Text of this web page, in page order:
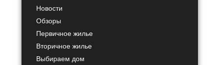
Новости
Обзоры
Первичное жилье
Вторичное жилье
Выбираем дом